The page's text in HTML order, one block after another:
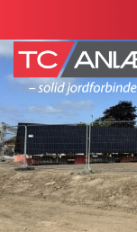
hovedindhold